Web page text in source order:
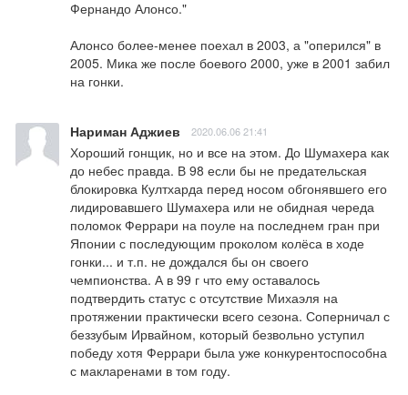
Фернандо Алонсо."
Алонсо более-менее поехал в 2003, а "оперился" в
2005. Мика же после боевого 2000, уже в 2001 забил
на гонки.
Нариман Аджиев 2020.06.06 21:41
Хороший гонщик, но и все на этом. До Шумахера как
до небес правда. В 98 если бы не предательская
блокировка Култхарда перед носом обгонявшего его
лидировавшего Шумахера или не обидная череда
поломок Феррари на поуле на последнем гран при
Японии с последующим проколом колёса в ходе
гонки... и т.п. не дождался бы он своего
чемпионства. А в 99 г что ему оставалось
подтвердить статус с отсутствие Михаэля на
протяжении практически всего сезона. Соперничал с
беззубым Ирвайном, который безвольно уступил
победу хотя Феррари была уже конкурентоспособна
с макларенами в том году.